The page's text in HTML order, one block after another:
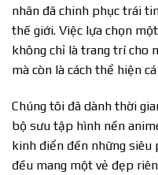
nhãn đã chinh phục trái
thế giới. Việc lựa chọn
không chỉ là trang trí cho
mà còn là cách thể hiện
Chúng tôi đã dành thời
bộ sưu tập hình nền
kinh điển đến những
đều mang một vẻ đẹp